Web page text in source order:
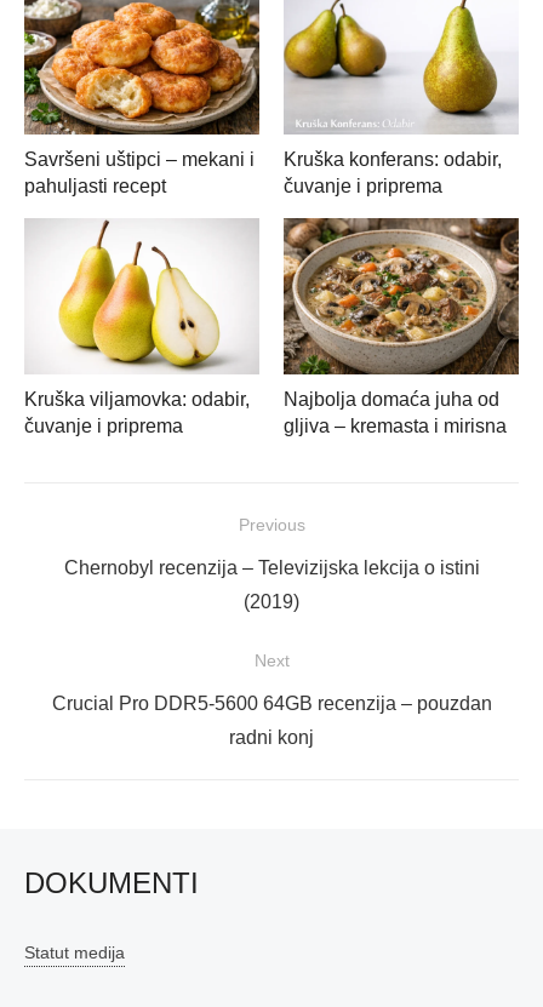
Savršeni uštipci – mekani i
pahuljasti recept
Kruška konferans: odabir,
čuvanje i priprema
Kruška viljamovka: odabir,
čuvanje i priprema
Najbolja domaća juha od
gljiva – kremasta i mirisna
objava
Previous
Previous
Chernobyl recenzija – Televizijska lekcija o istini
(2019)
Next
Next
Crucial Pro DDR5-5600 64GB recenzija – pouzdan
radni konj
DOKUMENTI
Statut medija